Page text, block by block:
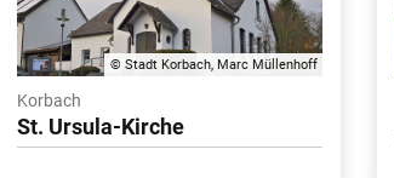
© Stadt Korbach, Marc Müllenhoff
Korbach
St. Ursula-Kirche